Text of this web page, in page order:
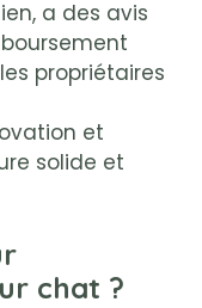
a des avis
propriétaires
et
solide et
chat ?